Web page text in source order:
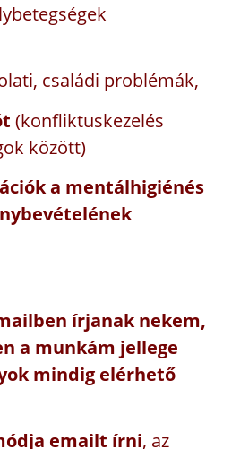
családi problémák,
(konfliktuskezelés
között)
a mentálhigiénés
írjanak nekem,
a munkám jellege
mindig elérhető
emailt írni, az